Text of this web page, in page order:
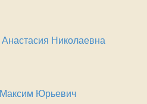
Николаевна
Юрьевич